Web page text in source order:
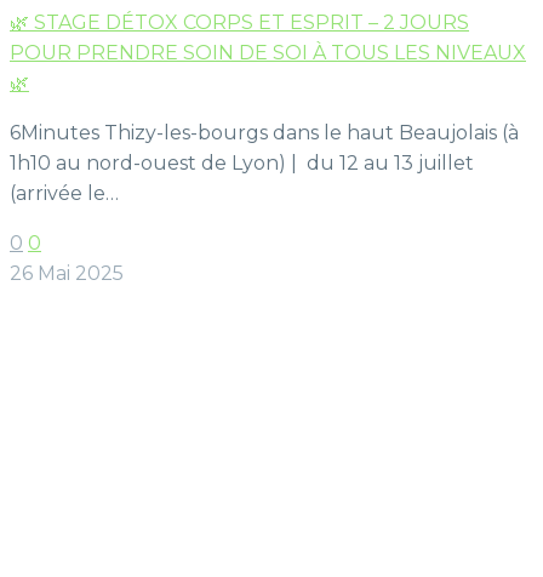
🌿 STAGE DÉTOX CORPS ET ESPRIT – 2 JOURS
POUR PRENDRE SOIN DE SOI À TOUS LES NIVEAUX
🌿
6Minutes Thizy-les-bourgs dans le haut Beaujolais (à
1h10 au nord-ouest de Lyon) | du 12 au 13 juillet
(arrivée le…
0 0
26 Mai 2025